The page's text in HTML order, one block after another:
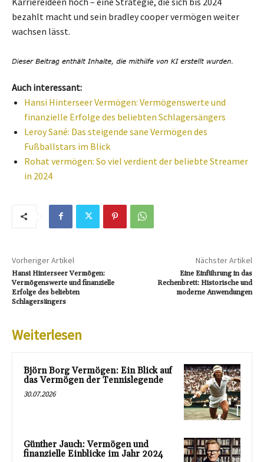
bezahlt macht und sein bradley cooper vermögen weiter
wachsen lässt.
Auch interessant:
Hansi Hinterseer Vermögen: Vermögenswerte und
finanzielle Erfolge des beliebten Schlagersängers
Leroy Sané: Das steigende sane Vermögen des
Fußballstars im Blick
Rohat vermögen: So viel verdient der beliebte Streamer
in 2024
Vorheriger Artikel
Hansi Hinterseer Vermögen:
Vermögenswerte und finanzielle
Erfolge des beliebten
Schlagersängers
Nächster Artikel
Eine Einführung in das
Rechenbrett: Historische und
moderne Anwendungen
Weiterlesen
Björn Borg Vermögen: Ein Blick auf
das Vermögen der Tennislegende
30.07.2026
Günther Jauch: Vermögen und
finanzielle Einblicke im Jahr 2024